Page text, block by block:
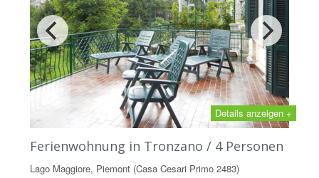
Details anzeigen +
Ferienwohnung in Tronzano / 4 Personen
Lago Maggiore, Piemont (Casa Cesari Primo 2483)